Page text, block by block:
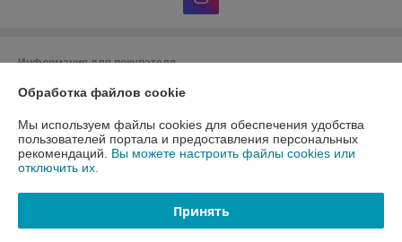
Информация для покупателя
Юридическое лицо:Общество с ограниченной ответственность
Регистрационный номер ЕГР: 691538171
УНП: 691538171
Дата регистрации компании: 10.01.2023
Обработка файлов cookie
Мы используем файлы cookies для обеспечения удобства
пользователей портала и предоставления персональных
рекомендаций. Вы можете настроить файлы cookies или
отключить их.
Принять